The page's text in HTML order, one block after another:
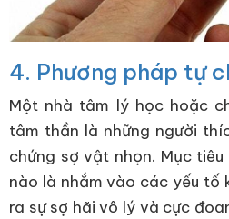
4. Phương pháp tự
Một nhà tâm lý học hoặc
tâm thần là những người
chứng sợ vật nhọn. Mục
nào là nhắm vào các yếu tố
ra sự sợ hãi vô lý và cực